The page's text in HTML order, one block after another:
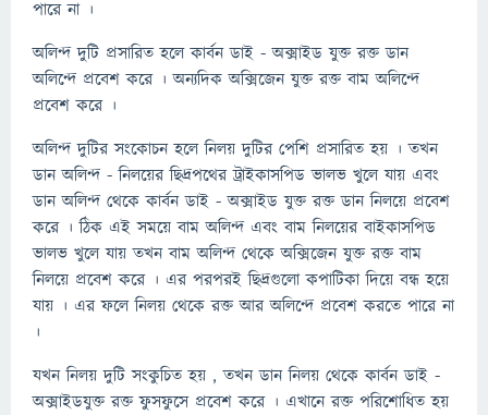
পারে না ।
অলিন্দ দুটি প্রসারিত হলে কার্বন ডাই - অক্সাইড যুক্ত রক্ত ডান
অলিন্দে প্রবেশ করে । অন্যদিক অক্সিজেন যুক্ত রক্ত বাম অলিন্দে
প্রবেশ করে ।
অলিন্দ দুটির সংকোচন হলে নিলয় দুটির পেশি প্রসারিত হয় । তখন
ডান অলিন্দ - নিলয়ের ছিদ্রপথের ট্রাইকাসপিড ভালভ খুলে যায় এবং
ডান অলিন্দ থেকে কার্বন ডাই - অক্সাইড যুক্ত রক্ত ডান নিলয়ে প্রবেশ
করে । ঠিক এই সময়ে বাম অলিন্দ এবং বাম নিলয়ের বাইকাসপিড
ভালভ খুলে যায় তখন বাম অলিন্দ থেকে অক্সিজেন যুক্ত রক্ত বাম
নিলয়ে প্রবেশ করে । এর পরপরই ছিদ্রগুলাে কপাটিকা দিয়ে বন্ধ হয়ে
যায় । এর ফলে নিলয় থেকে রক্ত আর অলিন্দে প্রবেশ করতে পারে না
।
যখন নিলয় দুটি সংকুচিত হয় , তখন ডান নিলয় থেকে কার্বন ডাই -
অক্সাইডযুক্ত রক্ত ফুসফুসে প্রবেশ করে । এখানে রক্ত পরিশােধিত হয়